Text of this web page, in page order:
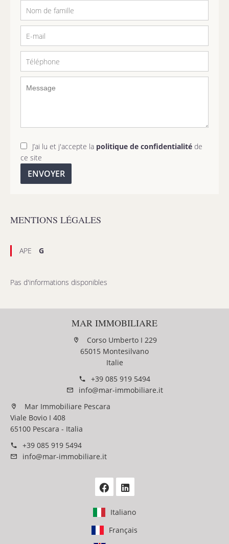
J’ai lu et j'accepte la politique de confidentialité de
ce site
ENVOYER
MENTIONS LÉGALES
APE G
Pas d'informations disponibles
MAR IMMOBILIARE
Corso Umberto I 229
65015 Montesilvano
Italie
+39 085 919 5494
info@mar-immobiliare.it
Mar Immobiliare Pescara
Viale Bovio I 408
65100 Pescara - Italia
+39 085 919 5494
info@mar-immobiliare.it
Italiano
Français